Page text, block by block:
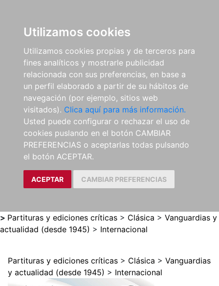
Utilizamos cookies
Utilizamos cookies propias y de terceros para
fines analíticos y mostrarle publicidad
relacionada con sus preferencias, en base a
un perfil elaborado a partir de su hábitos de
navegación (por ejemplo, sitios web
visitados). Clica aquí para más información.
Usted puede configurar o rechazar el uso de
cookies puslando en el botón CAMBIAR
PREFERENCIAS o aceptarlas todas pulsando
el botón ACEPTAR.
ACEPTAR CAMBIAR PREFERENCIAS
> Partituras y ediciones críticas > Clásica > Vanguardias y
actualidad (desde 1945) > Internacional
Partituras y ediciones críticas > Clásica > Vanguardias
y actualidad (desde 1945) > Internacional